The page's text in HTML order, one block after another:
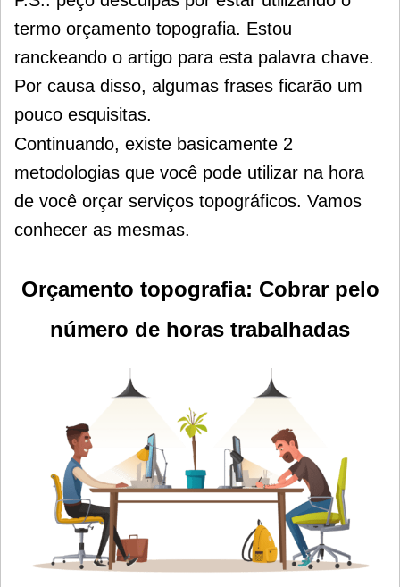
termo orçamento topografia. Estou
ranckeando o artigo para esta palavra chave.
Por causa disso, algumas frases ficarão um
pouco esquisitas.
Continuando, existe basicamente 2
metodologias que você pode utilizar na hora
de você orçar serviços topográficos. Vamos
conhecer as mesmas.
Orçamento topografia: Cobrar pelo
número de horas trabalhadas